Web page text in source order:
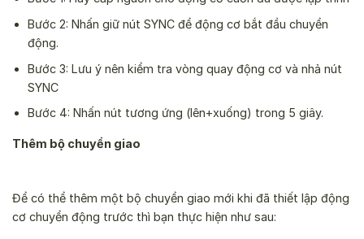
Bước 2: Nhấn giữ nút SYNC để động cơ bắt đầu chuyển
động.
Bước 3: Lưu ý nên kiểm tra vòng quay động cơ và nhả nút
SYNC
Bước 4: Nhấn nút tương ứng (lên+xuống) trong 5 giây.
Thêm bộ chuyển giao
Để có thể thêm một bộ chuyển giao mới khi đã thiết lập động
cơ chuyển động trước thì bạn thực hiện như sau: